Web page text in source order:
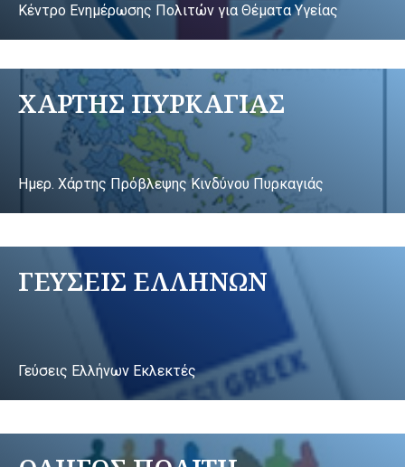
Κέντρο Ενημέρωσης Πολιτών για Θέματα Υγείας
ΧΑΡΤΗΣ ΠΥΡΚΑΓΙΑΣ
Ημερ. Χάρτης Πρόβλεψης Κινδύνου Πυρκαγιάς
ΓΕΥΣΕΙΣ ΕΛΛΗΝΩΝ
Γεύσεις Ελλήνων Εκλεκτές